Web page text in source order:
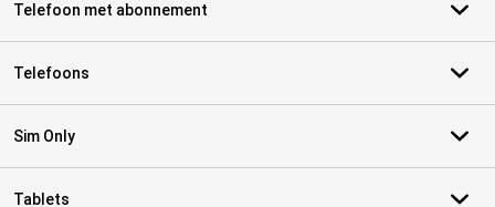
Telefoon met abonnement
Telefoons
Sim Only
Tablets